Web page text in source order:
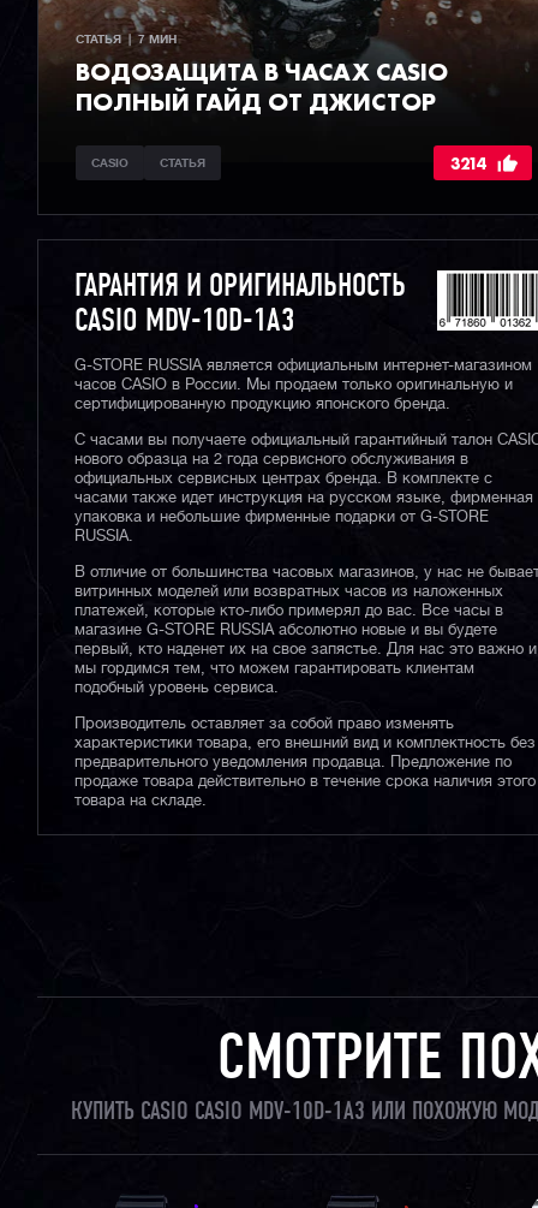
СТАТЬЯ  |  7 МИН
ВОДОЗАЩИТА В ЧАСАХ CASIO
ПОЛНЫЙ ГАЙД ОТ ДЖИСТОР
CASIO СТАТЬЯ 3214
ГАРАНТИЯ И ОРИГИНАЛЬНОСТЬ
CASIO MDV-10D-1A3
G-STORE RUSSIA является официальным интернет-магазином
часов CASIO в России. Мы продаем только оригинальную и
сертифицированную продукцию японского бренда.
С часами вы получаете официальный гарантийный талон
нового образца на 2 года сервисного обслуживания в
официальных сервисных центрах бренда. В комплекте с
часами также идет инструкция на русском языке, фирменная
упаковка и небольшие фирменные подарки от G-STORE
RUSSIA.
В отличие от большинства часовых магазинов, у нас не
витринных моделей или возвратных часов из наложенных
платежей, которые кто-либо примерял до вас. Все часы в
магазине G-STORE RUSSIA абсолютно новые и вы будете
первый, кто наденет их на свое запястье. Для нас это важно и
мы гордимся тем, что можем гарантировать клиентам
подобный уровень сервиса.
Производитель оставляет за собой право изменять
характеристики товара, его внешний вид и комплектность без
предварительного уведомления продавца. Предложение по
продаже товара действительно в течение срока наличия этого
товара на складе.
СМОТРИТЕ
КУПИТЬ CASIO CASIO MDV-10D-1A3 ИЛИ ПОХОЖУЮ